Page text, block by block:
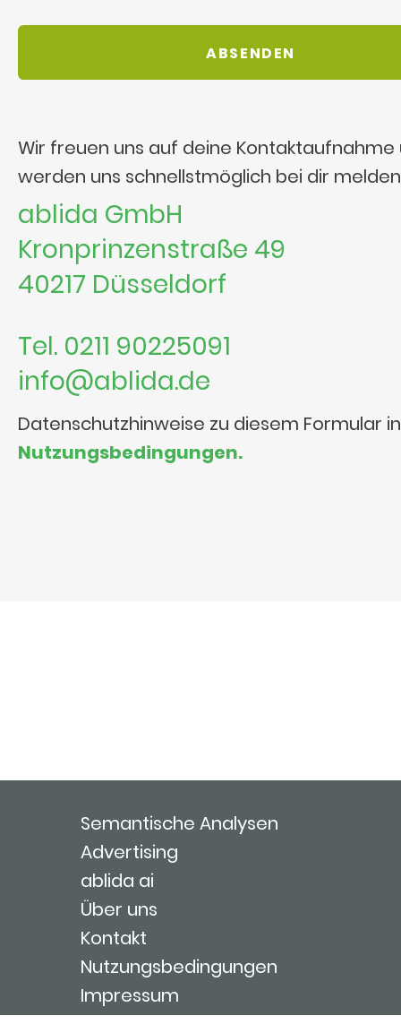
Wir freuen uns auf deine Kontaktaufnahme
werden uns schnellstmöglich bei dir
ablida GmbH
Kronprinzenstraße 49
40217 Düsseldorf
Tel. 0211 90225091
info@ablida.de
Datenschutzhinweise zu diesem Formular
Nutzungsbedingungen.
Semantische Analysen
Advertising
ablida ai
Über uns
Kontakt
Nutzungsbedingungen
Impressum